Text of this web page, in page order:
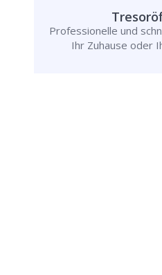
Professionelle und
Ihr Zuhause oder